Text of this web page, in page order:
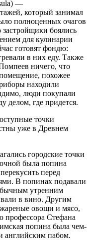
—
который занимал
полноценных очагов
боялись
для кулинарии
готовят фондю:
в них еду. Также
ничего, что
похожее
находили
люди покупали
делом, где придется.
точки
уже в Древнем
городские точки
была попина
перед
В попинах подавали
утренним
в вино. Другим
овощи и мясо,
профессора Стефана
попина была чем-
английским пабом.